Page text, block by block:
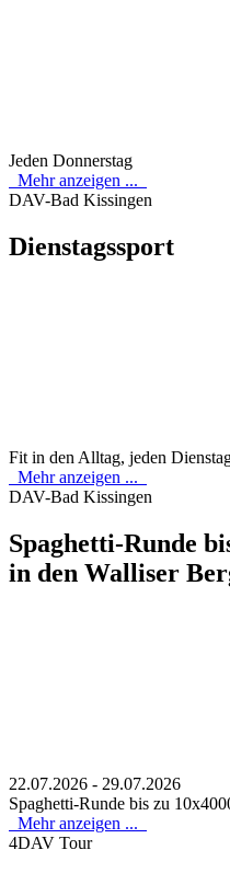
Jeden Donnerstag
Mehr anzeigen ...
DAV-Bad Kissingen
Dienstagssport
Fit in den Alltag, jeden
Mehr anzeigen ...
DAV-Bad Kissingen
Spaghetti-Runde
in den Walliser
22.07.2026 - 29.07.2026
Spaghetti-Runde bis zu
Mehr anzeigen ...
4DAV Tour